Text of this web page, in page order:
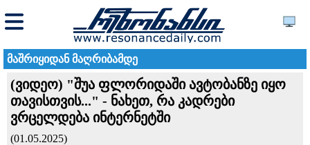
მაშრიყიდან მაღრიბამდე
(ვიდეო) "შუა ფლორიდაში ავტობანზე იყო
თავისთვის..." - ნახეთ, რა კადრები
ვრცელდება ინტერნეტში
(01.05.2025)